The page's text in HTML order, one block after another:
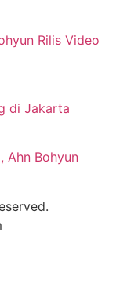
Rilis Video
di Jakarta
Ahn Bohyun